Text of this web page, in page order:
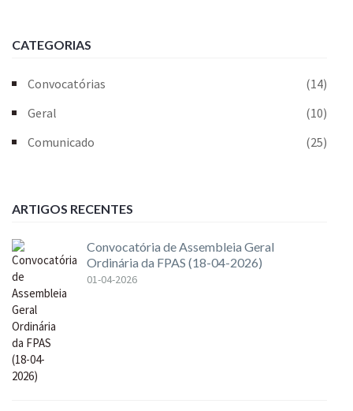
CATEGORIAS
Convocatórias
(14)
Geral
(10)
Comunicado
(25)
ARTIGOS RECENTES
Convocatória de Assembleia Geral
Ordinária da FPAS (18-04-2026)
01-04-2026